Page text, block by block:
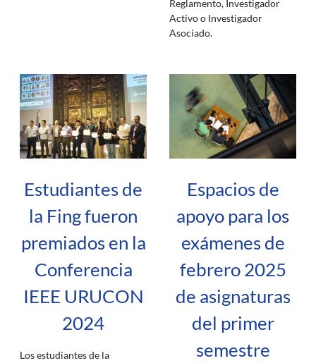
Reglamento, Investigador
Activo o Investigador
Asociado.
Estudiantes de
la Fing fueron
premiados en la
Conferencia
IEEE URUCON
2024
Los estudiantes de la
Espacios de
apoyo para los
exámenes de
febrero 2025
de asignaturas
del primer
semestre